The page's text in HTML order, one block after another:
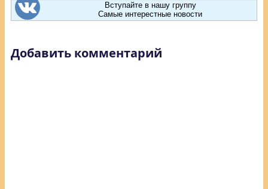
Вступайте в нашу группу
Самые интерестные новости
Добавить комментарий